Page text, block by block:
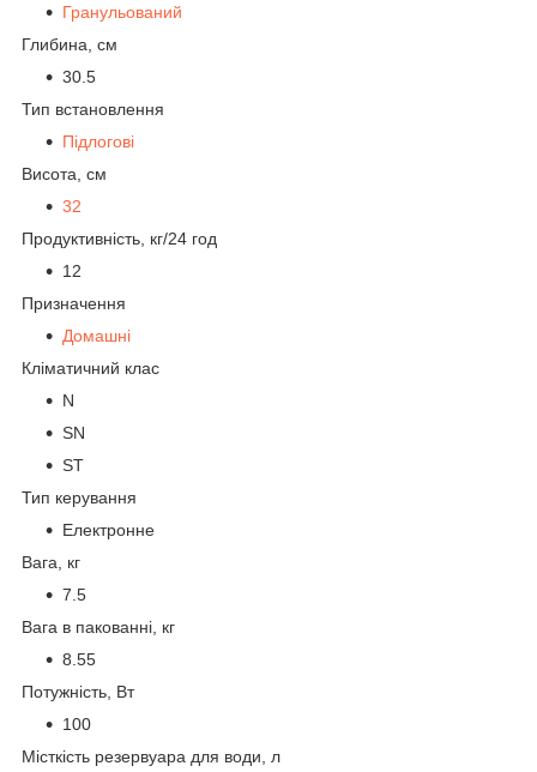
Гранульований
Глибина, см
30.5
Тип встановлення
Підлогові
Висота, см
32
Продуктивність, кг/24 год
12
Призначення
Домашні
Кліматичний клас
N
SN
ST
Тип керування
Електронне
Вага, кг
7.5
Вага в пакованні, кг
8.55
Потужність, Вт
100
Місткість резервуара для води, л